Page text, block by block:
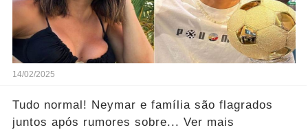
14/02/2025
Tudo normal! Neymar e família são flagrados
juntos após rumores sobre... Ver mais